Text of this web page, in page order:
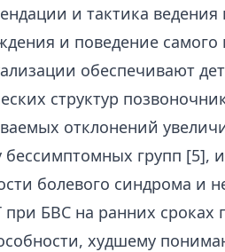
и тактика ведения
и поведение самого
обеспечивают
структур
отклонений
бессимптомных групп [5],
болевого синдрома и
БВС на ранних сроках
худшему